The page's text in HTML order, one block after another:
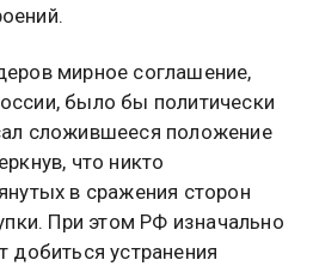
мирное соглашение,
было бы политически
сложившееся положение
что никто
в сражения сторон
При этом РФ изначально
добиться устранения